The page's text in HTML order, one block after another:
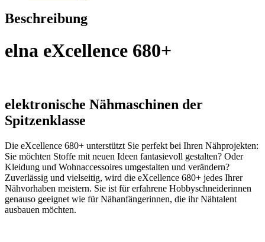
Beschreibung
elna eXcellence 680+
elektronische Nähmaschinen der
Spitzenklasse
Die eXcellence 680+ unterstützt Sie perfekt bei Ihren Nähprojekten:
Sie möchten Stoffe mit neuen Ideen fantasievoll gestalten? Oder
Kleidung und Wohnaccessoires umgestalten und verändern?
Zuverlässig und vielseitig, wird die eXcellence 680+ jedes Ihrer
Nähvorhaben meistern. Sie ist für erfahrene Hobbyschneiderinnen
genauso geeignet wie für Nähanfängerinnen, die ihr Nähtalent
ausbauen möchten.